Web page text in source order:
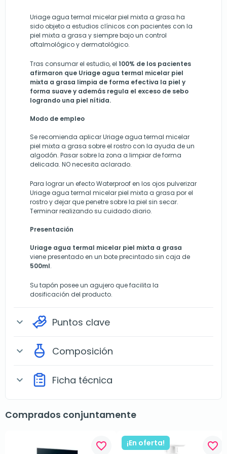
Uriage agua termal micelar piel mixta a grasa ha
sido objeto a estudios clínicos con pacientes con la
piel mixta a grasa y siempre bajo un control
oftalmológico y dermatológico.
Tras consumar el estudio, el 100% de los pacientes
afirmaron que Uriage agua termal micelar piel
mixta a grasa limpia de forma efectiva la piel y
forma suave y además regula el exceso de sebo
logrando una piel nítida.
Modo de empleo
Se recomienda aplicar Uriage agua termal micelar
piel mixta a grasa sobre el rostro con la ayuda de un
algodón. Pasar sobre la zona a limpiar de forma
delicada. NO necesita aclarado.
Para lograr un efecto Waterproof en los ojos pulverizar
Uriage agua termal micelar piel mixta a grasa por el
rostro y dejar que penetre sobre la piel sin secar.
Terminar realizando su cuidado diario.
Presentación
Uriage agua termal micelar piel mixta a grasa
viene presentado en un bote precintado sin caja de
500ml.
Su tapón posee un agujero que facilita la
dosificación del producto.
expand_more Puntos clave
expand_more Composición
expand_more Ficha técnica
Comprados conjuntamente
favorite_border ¡En oferta! favorite_border